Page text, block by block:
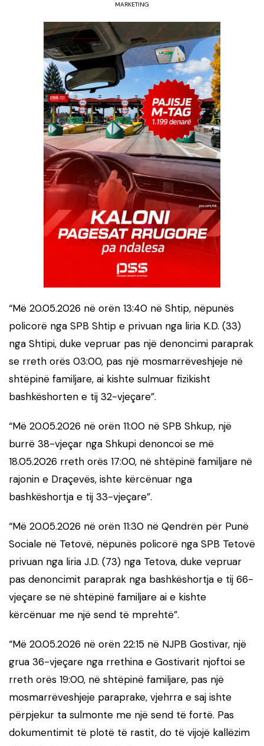
MARKETING
“Më 20.05.2026 në orën 13:40 në Shtip, nëpunës
policorë nga SPB Shtip e privuan nga liria K.D. (33)
nga Shtipi, duke vepruar pas një denoncimi paraprak
se rreth orës 03:00, pas një mosmarrëveshjeje në
shtëpinë familjare, ai kishte sulmuar fizikisht
bashkëshorten e tij 32-vjeçare”.
“Më 20.05.2026 në orën 11:00 në SPB Shkup, një
burrë 38-vjeçar nga Shkupi denoncoi se më
18.05.2026 rreth orës 17:00, në shtëpinë familjare në
rajonin e Draçevës, ishte kërcënuar nga
bashkëshortja e tij 33-vjeçare”.
“Më 20.05.2026 në orën 11:30 në Qendrën për Punë
Sociale në Tetovë, nëpunës policorë nga SPB Tetovë
privuan nga liria J.D. (73) nga Tetova, duke vepruar
pas denoncimit paraprak nga bashkëshortja e tij 66-
vjeçare se në shtëpinë familjare ai e kishte
kërcënuar me një send të mprehtë”.
“Më 20.05.2026 në orën 22:15 në NJPB Gostivar, një
grua 36-vjeçare nga rrethina e Gostivarit njoftoi se
rreth orës 19:00, në shtëpinë familjare, pas një
mosmarrëveshjeje paraprake, vjehrra e saj ishte
përpjekur ta sulmonte me një send të fortë. Pas
dokumentimit të plotë të rastit, do të vijojë kallëzim